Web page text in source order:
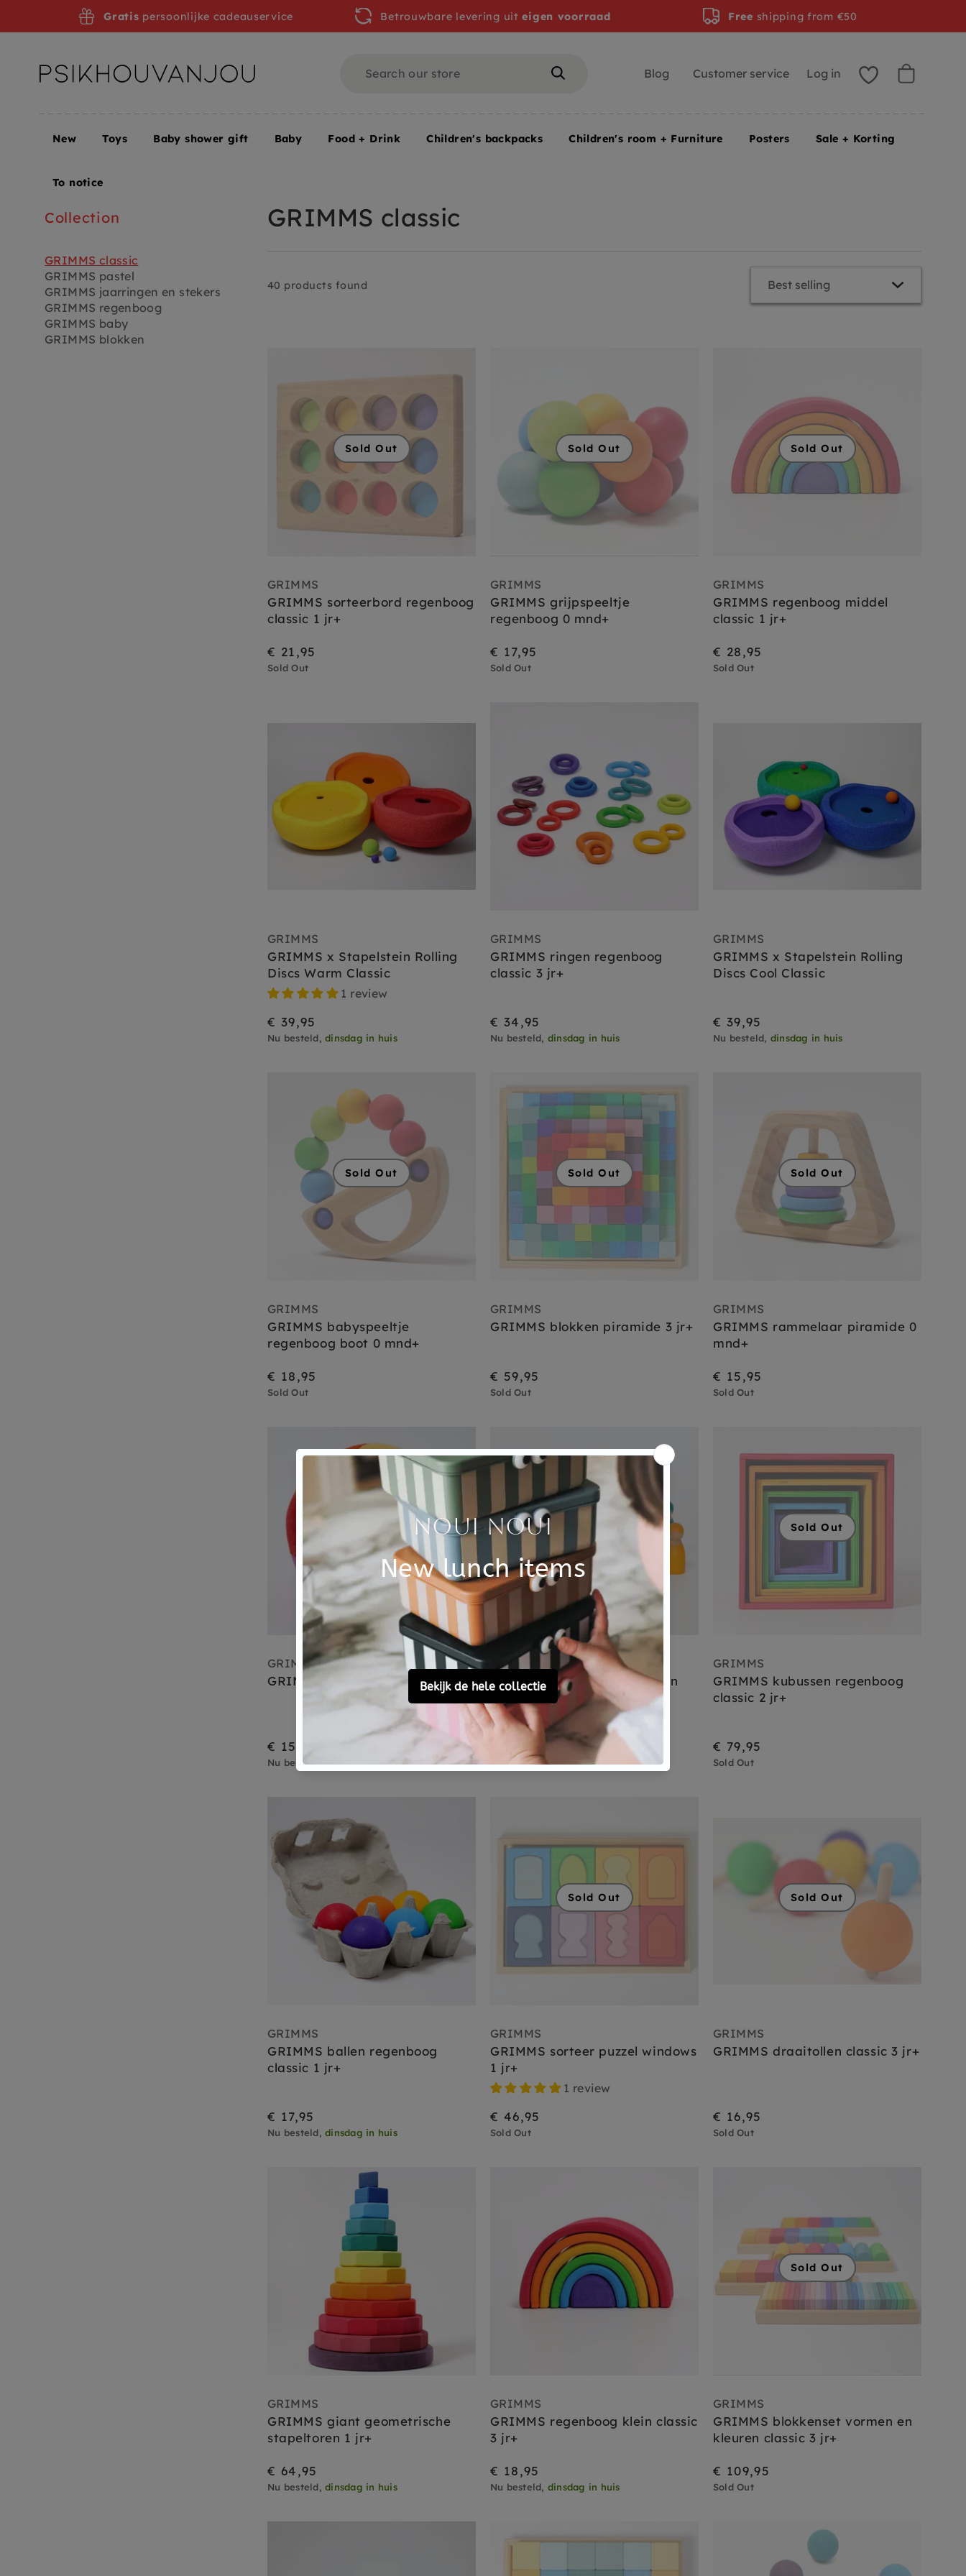
Home
GRIMMS classic
40 products found
Sold Out
GRIMMS
GRIMMS sorteerbord regenboog
classic 1 jr+
€ 21,95
Sold Out
Sold Out
GRIMMS
GRIMMS grijpspeeltje
regenboog 0 mnd+
€ 17,95
Sold Out
Sold Out
GRIMMS
GRIMMS regenboog middel
classic 1 jr+
€ 28,95
Sold Out
GRIMMS
GRIMMS x Stapelstein Rolling
Discs Warm Classic
1 review
€ 39,95
Nu besteld, dinsdag in huis
GRIMMS
GRIMMS ringen regenboog
classic 3 jr+
€ 34,95
Nu besteld, dinsdag in huis
GRIMMS
GRIMMS x Stapelstein Rolling
Discs Cool Classic
€ 39,95
Nu besteld, dinsdag in huis
Sold Out
GRIMMS
GRIMMS babyspeeltje
regenboog boot 0 mnd+
€ 18,95
Sold Out
Sold Out
GRIMMS
GRIMMS blokken piramide 3 jr+
€ 59,95
Sold Out
Sold Out
GRIMMS
GRIMMS rammelaar piramide 0
mnd+
€ 15,95
Sold Out
GRIMMS
GRIMMS regenboog bal 0 mnd+
€ 15,95
Nu besteld,dinsdag in huis
GRIMMS
GRIMMS regenboog vrienden
classic 1 jr+
1 review
Nu besteld,dinsdag in huis
Sold Out
GRIMMS
GRIMMS kubussen regenboog
classic 2 jr+
€ 79,95
Sold Out
GRIMMS
GRIMMS ballen regenboog
classic 1 jr+
€ 17,95
Nu besteld, dinsdag in huis
Sold Out
GRIMMS
GRIMMS sorteer puzzel windows
1 jr+
1 review
€ 46,95
Sold Out
Sold Out
GRIMMS
GRIMMS draaitollen classic 3 jr+
€ 16,95
Sold Out
GRIMMS
GRIMMS giant geometrische
stapeltoren 1 jr+
€ 64,95
Nu besteld, dinsdag in huis
GRIMMS
GRIMMS regenboog klein classic
3 jr+
€ 18,95
Nu besteld, dinsdag in huis
Sold Out
GRIMMS
GRIMMS blokkenset vormen en
kleuren classic 3 jr+
€ 109,95
Sold Out
Collection
GRIMMS classic
GRIMMS pastel
GRIMMS jaarringen en stekers
GRIMMS regenboog
GRIMMS baby
GRIMMS blokken
Gratis persoonlijke cadeauservice Betrouwbare levering uiteigen voorraad Free shipping from €50
Blog Customer service Log in
New Toys Baby shower gift Baby Food + Drink Children's backpacks Children's room + Furniture Posters Sale + Korting
To notice